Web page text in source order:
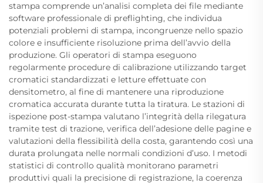
stampa comprende un’analisi completa dei file mediante
software professionale di preflighting, che individua
potenziali problemi di stampa, incongruenze nello spazio
colore e insufficiente risoluzione prima dell’avvio della
produzione. Gli operatori di stampa eseguono
regolarmente procedure di calibrazione utilizzando target
cromatici standardizzati e letture effettuate con
densitometro, al fine di mantenere una riproduzione
cromatica accurata durante tutta la tiratura. Le stazioni di
ispezione post-stampa valutano l’integrità della rilegatura
tramite test di trazione, verifica dell’adesione delle pagine e
valutazioni della flessibilità della costa, garantendo così una
durata prolungata nelle normali condizioni d’uso. I metodi
statistici di controllo qualità monitorano parametri
produttivi quali la precisione di registrazione, la coerenza